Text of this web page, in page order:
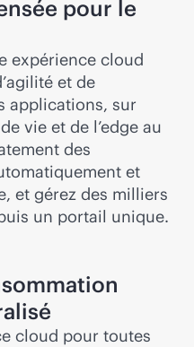
pour le
expérience cloud
et de
applications, sur
vie et de l’edge au
des
et
et gérez des milliers
un portail unique.
cloud pour toutes